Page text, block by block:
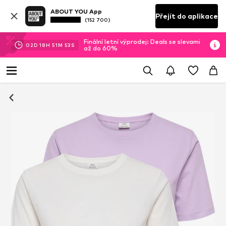
ABOUT YOU App
(152 700) Přejít do aplikace
02D 18H 51M 53 S
Finální letní výprodej: Deals se slevami
až do 60%